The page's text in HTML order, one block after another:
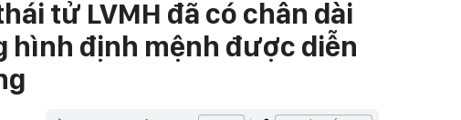
tử LVMH đã có chân dài
hình định mệnh được diễn